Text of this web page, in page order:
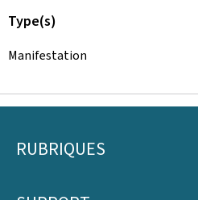
Type(s)
Manifestation
Pied
RUBRIQUES